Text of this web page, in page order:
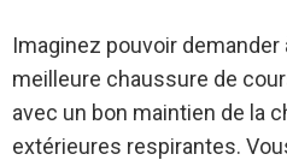
Imaginez pouvoir
meilleure chaussure de
avec un bon maintien de la
extérieures respirantes.